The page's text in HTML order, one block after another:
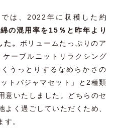
は、 2022年に収穫した約
の混用率を15％と昨年より
。 ボリュームたっぷ りのア
ーブルニットリラクシング
うっとりするなめらかさの
トパジャマセット」
と2種類
意いたしました。
どちらのセ
よく過ごしていただくため、
す。